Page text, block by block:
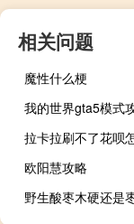
相关问题
魔性什么梗
欧阳慧攻略
野生酸枣木硬还是